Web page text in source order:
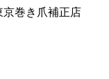
巻き爪補正店